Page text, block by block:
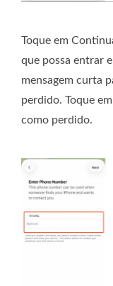
Toque em
que possa entrar
mensagem curta
perdido. Toque
como perdido.